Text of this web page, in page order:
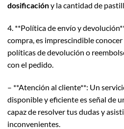
dosificacióny la cantidad de
4. **Política de envío y
compra, es imprescindible
políticas de devolución o
con el pedido.
– **Atención al cliente**: Un
disponible y eficiente es señal de
capaz de resolver tus dudas y
inconvenientes.